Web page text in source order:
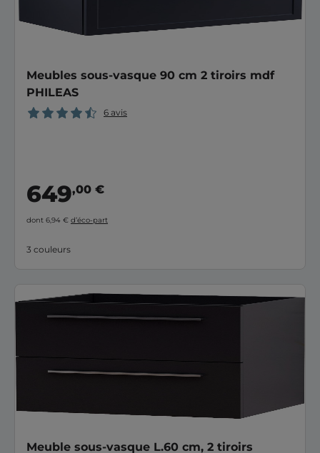
Meubles sous-vasque 90 cm 2 tiroirs mdf
PHILEAS
6 avis
649,00 €
dont 6,94 € d’éco-part
3 couleurs
Meuble sous-vasque L.60 cm, 2 tiroirs